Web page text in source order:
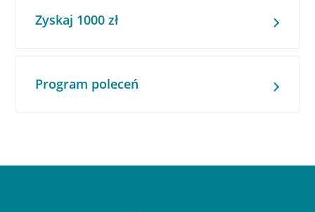
Zyskaj 1000 zł
Program poleceń